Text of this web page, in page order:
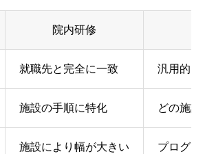
院内研修
就職先と完全に一致 汎用的な
施設の手順に特化 どの施
施設により幅が大きい プログラ